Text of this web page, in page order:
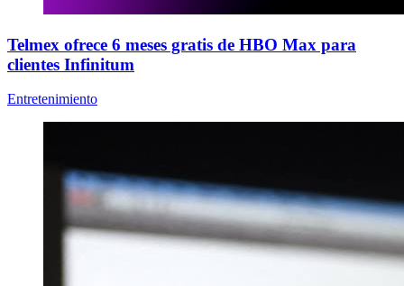
Telmex ofrece 6 meses gratis de HBO Max para
clientes Infinitum
Entretenimiento